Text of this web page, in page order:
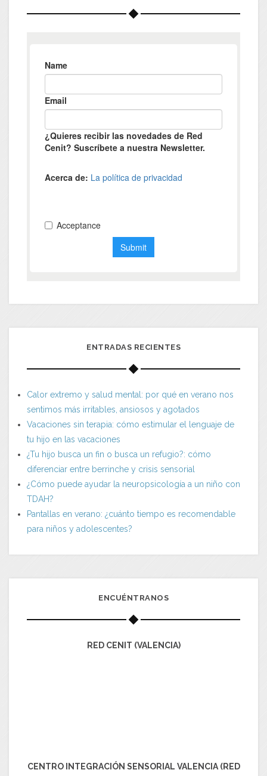
ENTRADAS RECIENTES
Calor extremo y salud mental: por qué en verano nos
sentimos más irritables, ansiosos y agotados
Vacaciones sin terapia: cómo estimular el lenguaje de
tu hijo en las vacaciones
¿Tu hijo busca un fin o busca un refugio?: cómo
diferenciar entre berrinche y crisis sensorial
¿Cómo puede ayudar la neuropsicología a un niño con
TDAH?
Pantallas en verano: ¿cuánto tiempo es recomendable
para niños y adolescentes?
ENCUÉNTRANOS
RED CENIT (VALENCIA)
CENTRO INTEGRACIÓN SENSORIAL VALENCIA (RED